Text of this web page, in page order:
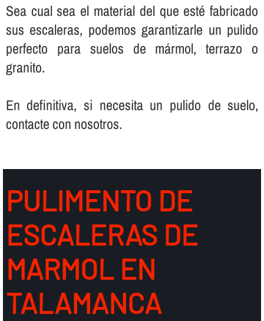
Sea cual sea el material del que esté fabricado
sus escaleras, podemos garantizarle un pulido
perfecto para suelos de mármol, terrazo o
granito.
En definitiva, si necesita un pulido de suelo,
contacte con nosotros.
PULIMENTO DE
ESCALERAS DE
MARMOL EN
TALAMANCA